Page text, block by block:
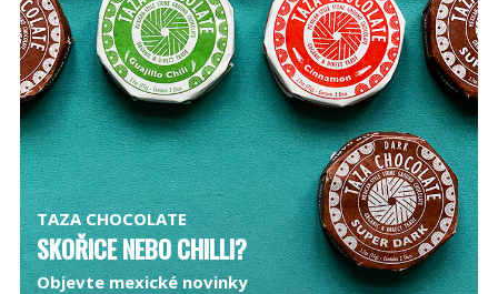
TAZA CHOCOLATE
SKOŘICE NEBO CHILLI?
Objevte mexické novinky